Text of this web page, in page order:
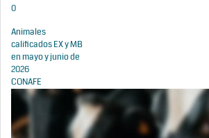
0
Animales
calificados EX y MB
en mayo y junio de
2026
CONAFE